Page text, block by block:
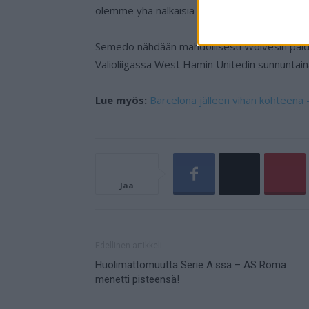
olemme yhä nälkäisiä ja nöyriä.
Semedo nähdään mahdollisesti Wolvesin
Valioliigassa West Hamin Unitedin
Lue myös: Barcelona jälleen vihan kohteena
Jaa
Huolimattomuutta Serie A:ssa – AS Roma
menetti pisteensä!